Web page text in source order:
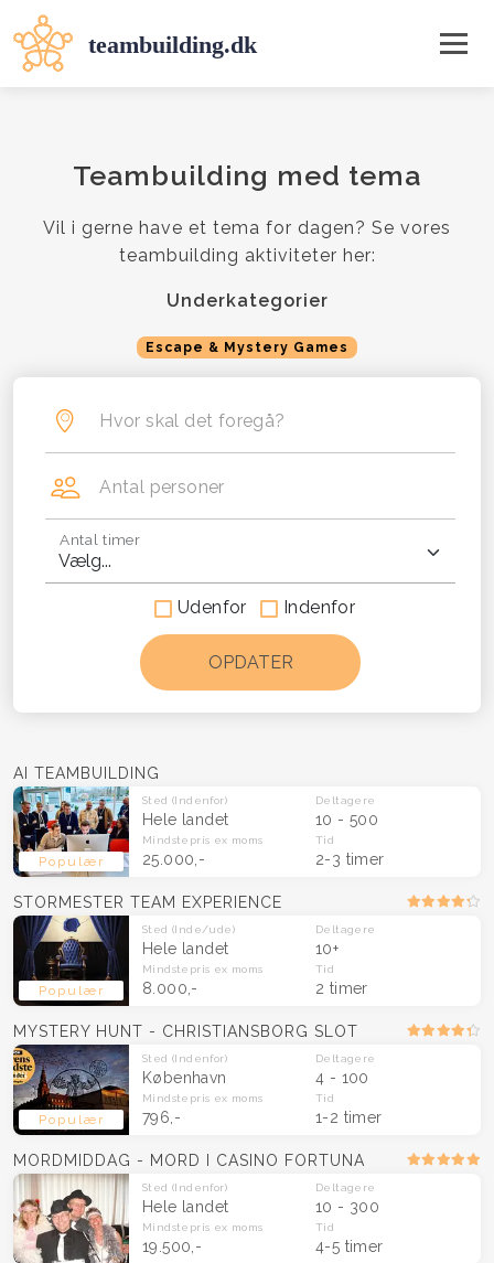
Teambuilding med tema
Vil i gerne have et tema for dagen? Se vores
teambuilding aktiviteter her:
Underkategorier
Escape & Mystery Games
Hvor skal det foregå?
Antal personer
Antal timer
Udenfor Indenfor
Populær
AI TEAMBUILDING
Sted (Indenfor)
Hele landet
Deltagere
10 - 500
Mindstepris ex moms
25.000,-
Tid
2-3 timer
Populær
STORMESTER TEAM EXPERIENCE
Sted (Inde/ude)
Hele landet
Deltagere
10+
Mindstepris ex moms
8.000,-
Tid
2 timer
Populær
MYSTERY HUNT - CHRISTIANSBORG SLOT
Sted (Indenfor)
København
Deltagere
4 - 100
Mindstepris ex moms
796,-
Tid
1-2 timer
MORDMIDDAG - MORD I CASINO FORTUNA
Sted (Indenfor)
Hele landet
Deltagere
10 - 300
Mindstepris ex moms
19.500,-
Tid
4-5 timer